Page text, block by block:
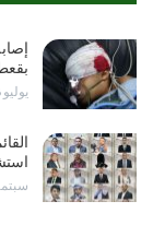
يوليو 28, 2026
سبتمبر 14,